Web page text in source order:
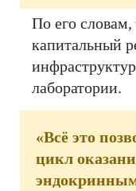
По его
капитальный
лаборатории.
«Всё это
цикл